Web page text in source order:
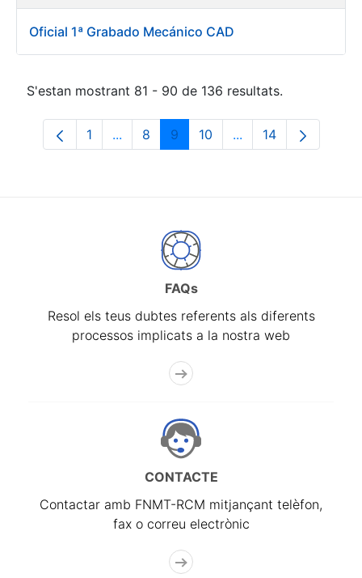
Oficial 1ª Grabado Mecánico CAD
S'estan mostrant 81 - 90 de 136 resultats.
Pàgina
1 ...Pàgines intermèdies Utilitzeu TAB per
Pàgina
8 Pàgina
9 Pàgina
10 ...PàginesPàgina
14
FAQs
Resol els teus dubtes referents als diferents
processos implicats a la nostra web
CONTACTE
Contactar amb FNMT-RCM mitjançant telèfon,
fax o correu electrònic